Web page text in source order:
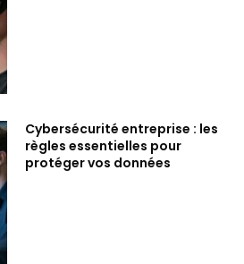
Cybersécurité entreprise : les
règles essentielles pour
protéger vos données